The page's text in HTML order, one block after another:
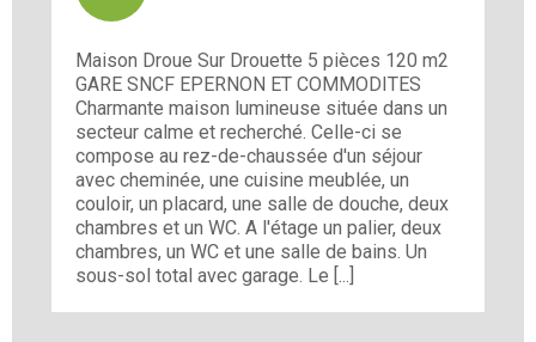
Maison Droue Sur Drouette 5 pièces 120 m2
GARE SNCF EPERNON ET COMMODITES
Charmante maison lumineuse située dans un
secteur calme et recherché. Celle-ci se
compose au rez-de-chaussée d'un séjour
avec cheminée, une cuisine meublée, un
couloir, un placard, une salle de douche, deux
chambres et un WC. A l'étage un palier, deux
chambres, un WC et une salle de bains. Un
sous-sol total avec garage. Le [...]